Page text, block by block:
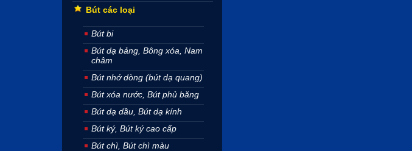
Bút các loại
Bút bi
Bút dạ bảng, Bông xóa, Nam
châm
Bút nhớ dòng (bút dạ quang)
Bút xóa nước, Bút phủ băng
Bút dạ dầu, Bút dạ kính
Bút ký, Bút ký cao cấp
Bút chì, Bút chì màu